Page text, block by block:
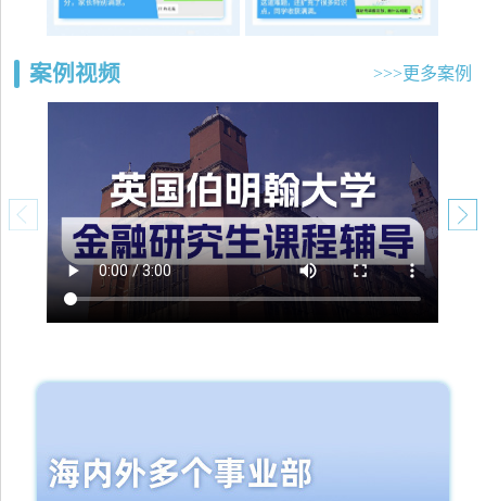
案例视频 >>>更多案例